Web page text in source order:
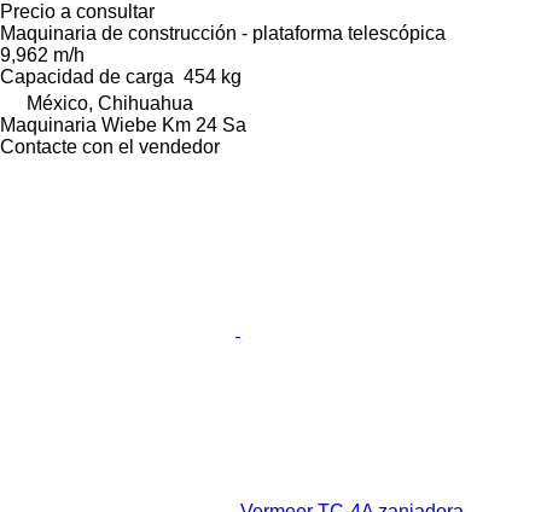
Precio a consultar
Maquinaria de construcción - plataforma telescópica
9,962 m/h
Capacidad de carga 454 kg
México, Chihuahua
Maquinaria Wiebe Km 24 Sa
Contacte con el vendedor